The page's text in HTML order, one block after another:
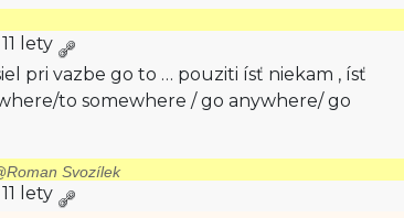
lety
pri vazbe go to … pouziti ísť niekam , ísť
to somewhere / go anywhere/ go
Svozílek
lety